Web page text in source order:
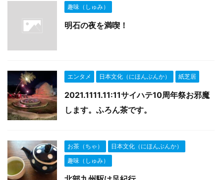
趣味（しゅみ）
明石の夜を満喫！
エンタメ 日本文化（にほんぶんか） 紙芝居
2021.1111.11:11サイハテ10周年祭お邪魔
します。ふろん茶です。
お茶（ちゃ）
日本文化（にほんぶんか）
趣味（しゅみ）